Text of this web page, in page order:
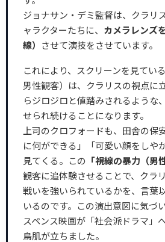
ジョナサン・デミ監督は、クラリ
ャラクターたちに、 カメラレンズ
線） させて演技をさせています。
これにより、スクリーンを見てい
男性観客）は、クラリスの視点に
らジロジロと値踏みされるような
せられ続けることになります。
上司のクロフォードも、田舎の保
に何ができる」「可愛い顔をしや
見てくる。この 「視線の暴力（男
観客に追体験させることで、クラ
戦いを強いられているかを、言葉
いるのです。この演出意図に気づ
スペンス映画が「社会派ドラマ」
鳥肌が立ちました。